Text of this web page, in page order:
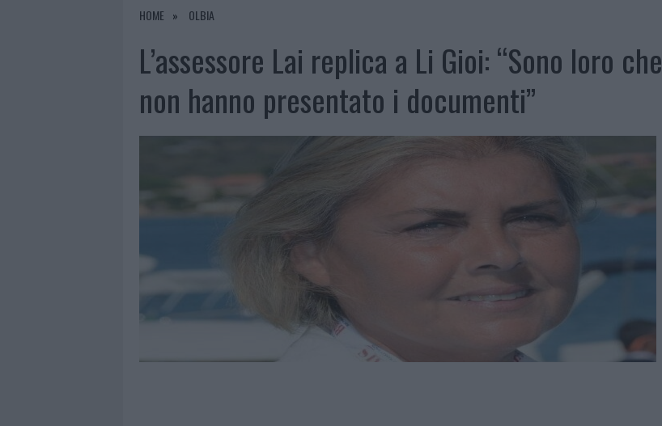
8 AGOSTO 2026
8 AGOSTO 2026 | JOVANOTTI, GABRY PONTE E ALFA: OLBIA OMBELICO DEL MONDO PER UNA NOTTE
HOME OLBIA
L’assessore Lai replica a Li Gioi: “Sono loro che
non hanno presentato i documenti”